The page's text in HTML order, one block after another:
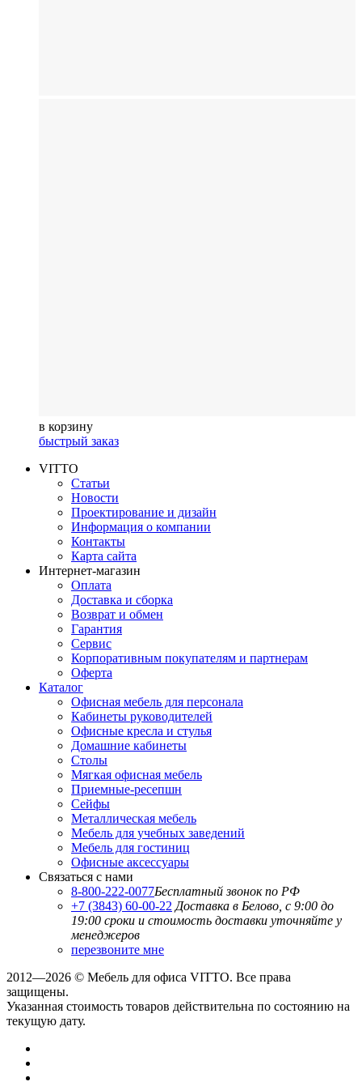
в корзину
быстрый заказ
VITTO
Статьи
Новости
Проектирование и дизайн
Информация о компании
Контакты
Карта сайта
Интернет-магазин
Оплата
Доставка и сборка
Возврат и обмен
Гарантия
Сервис
Корпоративным покупателям и партнерам
Оферта
Каталог
Офисная мебель для персонала
Кабинеты руководителей
Офисные кресла и стулья
Домашние кабинеты
Столы
Мягкая офисная мебель
Приемные-ресепшн
Сейфы
Металлическая мебель
Мебель для учебных заведений
Мебель для гостиниц
Офисные аксессуары
Связаться с нами
8-800-222-0077Бесплатный звонок по РФ
+7 (3843) 60-00-22 Доставка в Белово, с 9:00 до
19:00 сроки и стоимость доставки уточняйте у
менеджеров
перезвоните мне
2012—2026 © Мебель для офиса VITTO. Все права
защищены.
Указанная стоимость товаров действительна по состоянию на
текущую дату.